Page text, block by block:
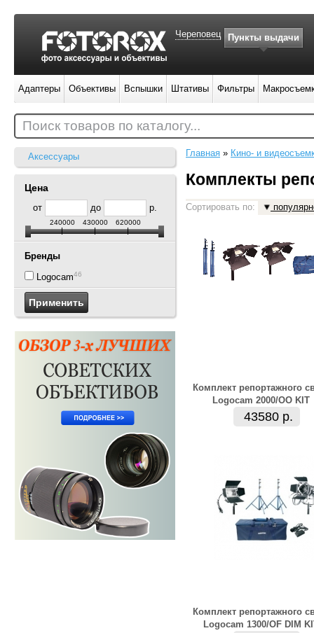
Аксессуары
Цена
от до р.
240000 430000 620000
Бренды
Logocam46
Главная » Кино- и
Комплекты
Сортировать по:
Комплект репортажного
Logocam 2000/OO KIT
43580 р.
Комплект репортажного
Logocam 1300/OF DIM
Череповец Пункты выдачи
Адаптеры Объективы Вспышки Штативы Фильтры
Поиск товаров по каталогу...